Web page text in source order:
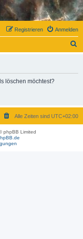
Anmelden
Registrieren
löschen möchtest?
Alle Zeiten sind UTC+02:00
phpBB Limited